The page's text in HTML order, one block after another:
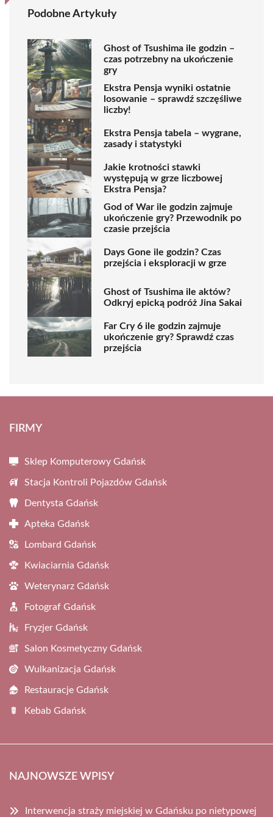
Podobne Artykuły
Ghost of Tsushima ile godzin –
czas potrzebny na ukończenie
gry
Ekstra Pensja wyniki ostatnie
losowanie – sprawdź szczęśliwe
liczby!
Ekstra Pensja tabela – wygrane,
zasady i statystyki
Jakie krotności stawki
występują w grze liczbowej
Ekstra Pensja?
God of War ile godzin zajmuje
ukończenie gry? Przewodnik po
czasie przejścia
Days Gone ile godzin? Czas
przejścia i eksploracji w grze
Ghost of Tsushima ile aktów?
Odkryj epicką podróż Jina Sakai
Far Cry 6 ile godzin zajmuje
ukończenie gry? Sprawdź czas
przejścia
FIRMY
Sklep Komputerowy Gdańsk
Stacja Kontroli Pojazdów Gdańsk
Dentysta Gdańsk
Apteka Gdańsk
Lombard Gdańsk
Kwiaciarnia Gdańsk
Weterynarz Gdańsk
Fotograf Gdańsk
Fryzjer Gdańsk
Salon Kosmetyczny Gdańsk
Wulkanizacja Gdańsk
Restauracje Gdańsk
Kebab Gdańsk
NAJNOWSZE WPISY
Interwencja straży miejskiej w Gdańsku po nietypowej